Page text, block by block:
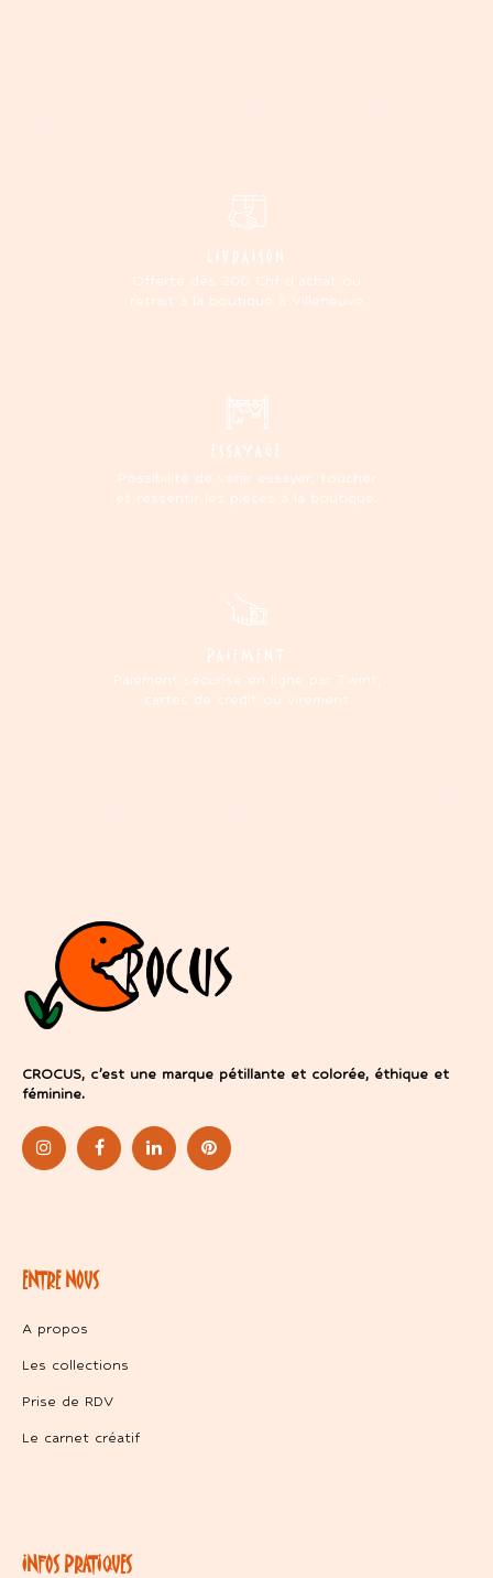
LIVRAISON
Offerte dès 200 Chf d'achat ou
retrait à la boutique à Villeneuve
ESSAYAGE
Possibilité de venir essayer, toucher
et ressentir les pièces à la boutique.
PAIEMENT
Paiement sécurisé en ligne par Twint,
cartes de crédit ou virement
CROCUS, c’est une marque pétillante et colorée, éthique et
féminine.
ENTRE NOUS
A propos
Les collections
Prise de RDV
Le carnet créatif
INFOS PRATIQUES